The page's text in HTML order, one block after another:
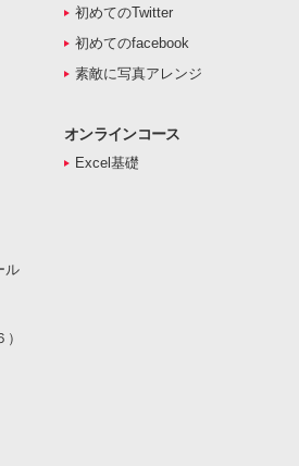
ル
初めてのTwitter
初めてのfacebook
素敵に写真アレンジ
オンラインコース
Excel基礎